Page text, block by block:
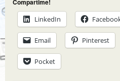
Compartime!
LinkedIn
Email Pinterest
Pocket